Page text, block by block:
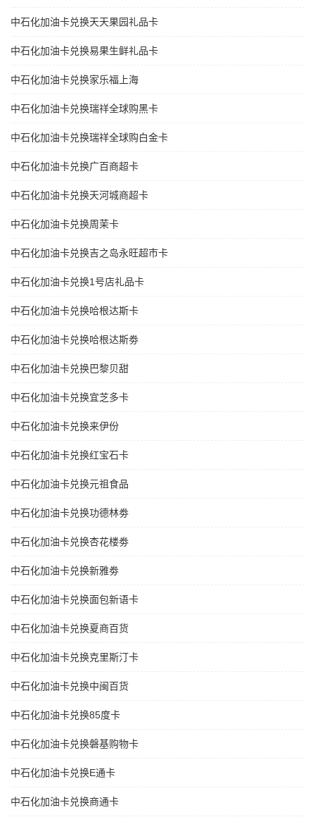
中石化加油卡兑换天天果园礼品卡
中石化加油卡兑换易果生鲜礼品卡
中石化加油卡兑换家乐福上海
中石化加油卡兑换瑞祥全球购黑卡
中石化加油卡兑换瑞祥全球购白金卡
中石化加油卡兑换广百商超卡
中石化加油卡兑换天河城商超卡
中石化加油卡兑换周茉卡
中石化加油卡兑换吉之岛永旺超市卡
中石化加油卡兑换1号店礼品卡
中石化加油卡兑换哈根达斯卡
中石化加油卡兑换哈根达斯劵
中石化加油卡兑换巴黎贝甜
中石化加油卡兑换宜芝多卡
中石化加油卡兑换来伊份
中石化加油卡兑换红宝石卡
中石化加油卡兑换元祖食品
中石化加油卡兑换功德林劵
中石化加油卡兑换杏花楼劵
中石化加油卡兑换新雅劵
中石化加油卡兑换面包新语卡
中石化加油卡兑换夏商百货
中石化加油卡兑换克里斯汀卡
中石化加油卡兑换中闽百货
中石化加油卡兑换85度卡
中石化加油卡兑换磐基购物卡
中石化加油卡兑换E通卡
中石化加油卡兑换商通卡